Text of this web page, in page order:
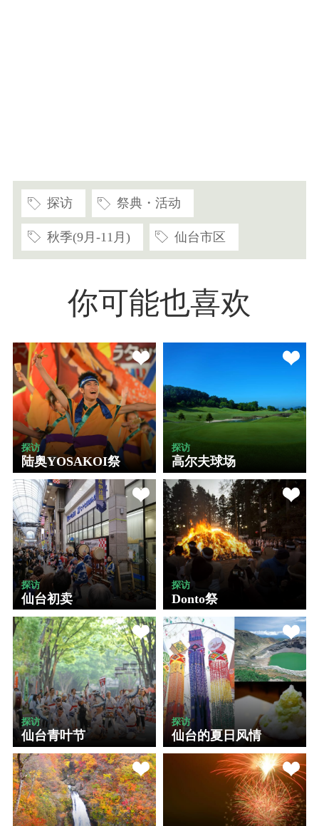
探访 祭典・活动
秋季(9月-11月) 仙台市区
你可能也喜欢
探访
陆奥YOSAKOI祭
探访
高尔夫球场
探访
仙台初卖
探访
Donto祭
探访
仙台青叶节
探访
仙台的夏日风情